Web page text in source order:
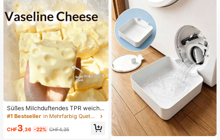
Süßes Milchduftendes TPR weiche
s quetschbares Dumpling-förmiges
Stressabbau-Spielzeug, 5cm niedli
ches lustiges Quetsch-Stressabbau
#1 Bestseller in Mehrfarbig Quetschspielzeug für Teenager
CHF3 ,36 -22% CHF4,35